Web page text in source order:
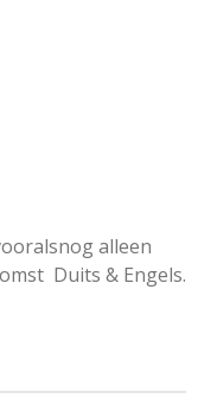
alleen
Duits & Engels.